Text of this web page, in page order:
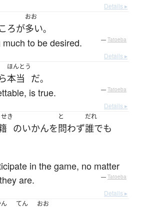
Details ▸
ろが
おお
多い。
to be desired. — Tatoeba
Details ▸
ほんとう
本当 だ。
is true. — Tatoeba
Details ▸
き
のいかんを
と
問わず
だれ
誰でも
in the game, no matter
are.
— Tatoeba
Details ▸
てん おお